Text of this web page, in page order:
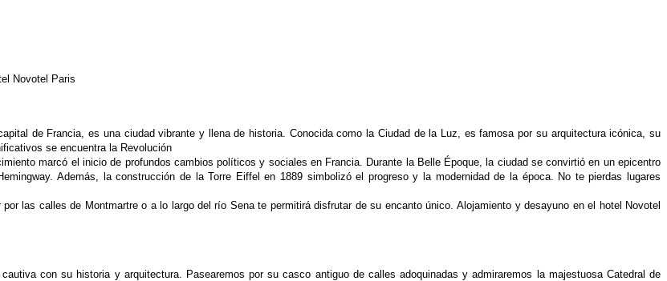
Novotel Paris
de Francia, es una ciudad vibrante y llena de historia. Conocida como la Ciudad de la Luz, es famosa por su arquitectura icónica, su
se encuentra la Revolución
marcó el inicio de profundos cambios políticos y sociales en Francia. Durante la Belle Époque, la ciudad seconvirtió en un epicentro
Además, la construcción de laTorre Eiffel en 1889 simbolizó el progreso y la modernidadde la época. No te pierdas lugares
porlas calles de Montmartre o a lo largo del río Senate permitirá disfrutar de su encanto único.Alojamiento y desayuno en el hotel Novotel
cautiva con suhistoria y arquitectura. Pasearemos por su casco antiguo de calles adoquinadas y admiraremos la majestuosa Catedral de